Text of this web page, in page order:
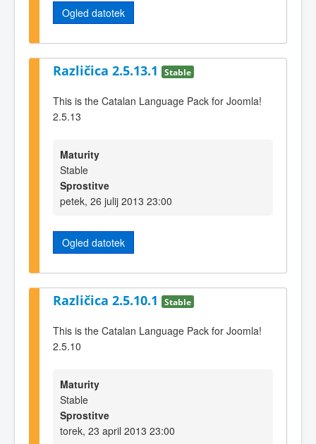
Ogled datotek
Različica 2.5.13.1 Stable
This is the Catalan Language Pack for Joomla!
2.5.13
Maturity
Stable
Sprostitve
petek, 26 julij 2013 23:00
Ogled datotek
Različica 2.5.10.1 Stable
This is the Catalan Language Pack for Joomla!
2.5.10
Maturity
Stable
Sprostitve
torek, 23 april 2013 23:00